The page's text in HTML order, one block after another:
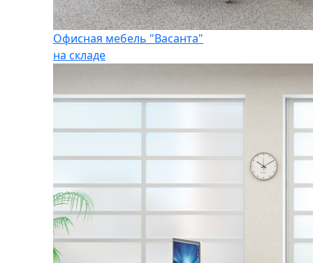
Офисная мебель "Васанта"
на складе